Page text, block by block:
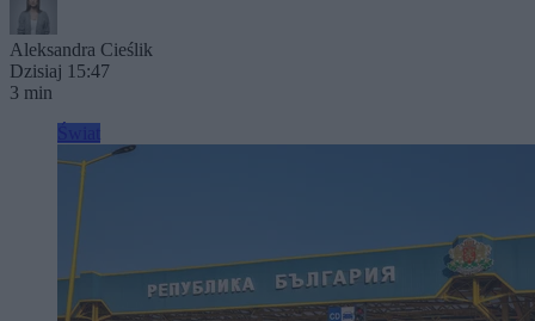
Aleksandra Cieślik
Dzisiaj 15:47
3 min